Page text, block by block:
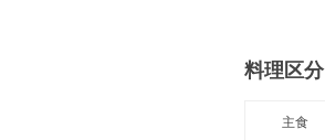
料理区分
主食